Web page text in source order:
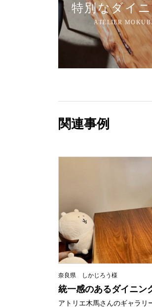
特別なダイ
関連事例
奈良県 しかじろう様
統一感のあるダイニン
アトリエ木馬さんのギャラリ